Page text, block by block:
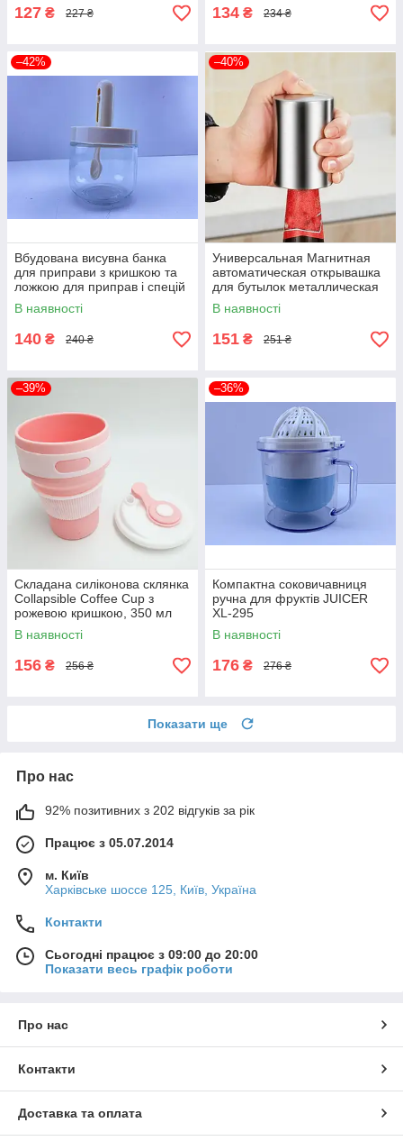
127 ₴ 227 ₴ 134 ₴ 234 ₴
–42%
Вбудована висувна банка
для приправи з кришкою та
ложкою для приправ і спецій
MINI MIXER
В наявності
140 ₴ 240 ₴
–40%
Универсальная Магнитная
автоматическая открывашка
для бутылок металлическая
В наявності
151 ₴ 251 ₴
–39%
Складана силіконова склянка
Collapsible Coffee Cup з
рожевою кришкою, 350 мл
В наявності
156 ₴ 256 ₴
–36%
Компактна соковичавниця
ручна для фруктів JUICER
XL-295
В наявності
176 ₴ 276 ₴
Показати ще
Про нас
92% позитивних з 202 відгуків за рік
Працює з 05.07.2014
м. Київ
Харківське шоссе 125, Київ, Україна
Контакти
Сьогодні працює з 09:00 до 20:00
Показати весь графік роботи
Про нас
Контакти
Доставка та оплата